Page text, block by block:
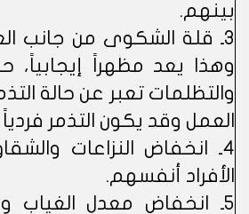
بينهم.
3ـ قلة الشكوى من جانب
وهذا يعد مظهراً إيجابياً،
والتظلمات تعبر عن حالة
العمل وقد يكون التذمر
4ـ انخفاض النزاعات
الأفراد أنفسهم.
5ـ انخفاض معدل الغياب